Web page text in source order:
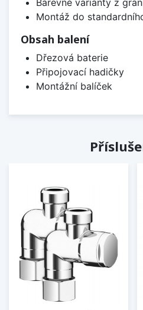
Montáž do
Obsah balení
Dřezová baterie
Připojovací hadičky
Montážní balíček